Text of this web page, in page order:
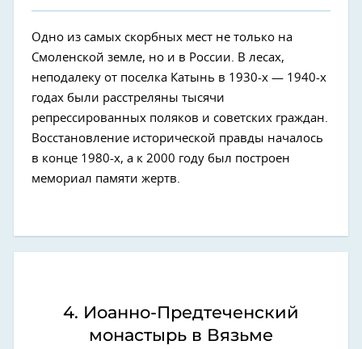
Одно из самых скорбных мест не только на
Смоленской земле, но и в России. В лесах,
неподалеку от поселка Катынь в 1930-х — 1940-х
годах были расстреляны тысячи
репрессированных поляков и советских граждан.
Восстановление исторической правды началось
в конце 1980-х, а к 2000 году был построен
мемориал памяти жертв.
4. Иоанно-Предтеченский
монастырь в Вязьме